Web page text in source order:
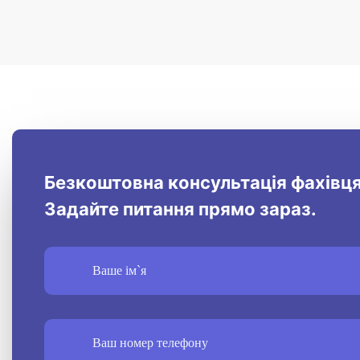
Безкоштовна консультація
Задайте питання прямо зараз.